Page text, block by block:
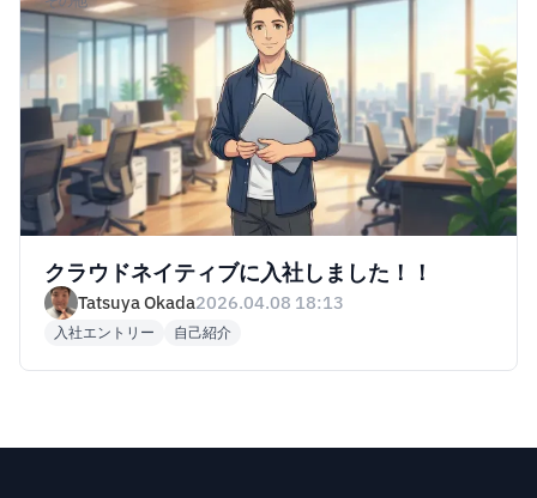
クラウドネイティブに入社しました！！
Tatsuya Okada2026.04.08 18:13
入社エントリー 自己紹介